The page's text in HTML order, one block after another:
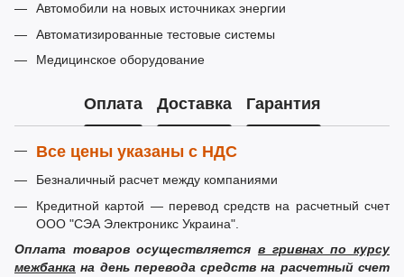
Автомобили на новых источниках энергии
Автоматизированные тестовые системы
Медицинское оборудование
Оплата Доставка Гарантия
Все цены указаны с НДС
Безналичный расчет между компаниями
Кредитной картой — перевод средств на расчетный счет
ООО "СЭА Электроникс Украина".
Оплата товаров осуществляется в гривнах по курсу
межбанка на день перевода средств на расчетный счет